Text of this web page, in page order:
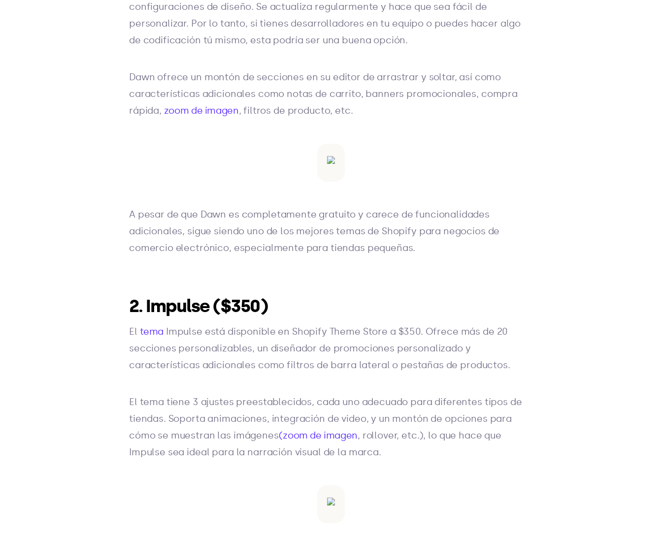
configuraciones de diseño. Se actualiza regularmente y hace que sea fácil de
personalizar. Por lo tanto, si tienes desarrolladores en tu equipo o puedes hacer algo
de codificación tú mismo, esta podría ser una buena opción.
Dawn ofrece un montón de secciones en su editor de arrastrar y soltar, así como
características adicionales como notas de carrito, banners promocionales, compra
rápida, zoom de imagen, filtros de producto, etc.
A pesar de que Dawn es completamente gratuito y carece de funcionalidades
adicionales, sigue siendo uno de los mejores temas de Shopify para negocios de
comercio electrónico, especialmente para tiendas pequeñas.
2. Impulse ($350)
El tema Impulse está disponible en Shopify Theme Store a $350. Ofrece más de 20
secciones personalizables, un diseñador de promociones personalizado y
características adicionales como filtros de barra lateral o pestañas de productos.
El tema tiene 3 ajustes preestablecidos, cada uno adecuado para diferentes tipos de
tiendas. Soporta animaciones, integración de video, y un montón de opciones para
cómo se muestran las imágenes(zoom de imagen, rollover, etc.), lo que hace que
Impulse sea ideal para la narración visual de la marca.